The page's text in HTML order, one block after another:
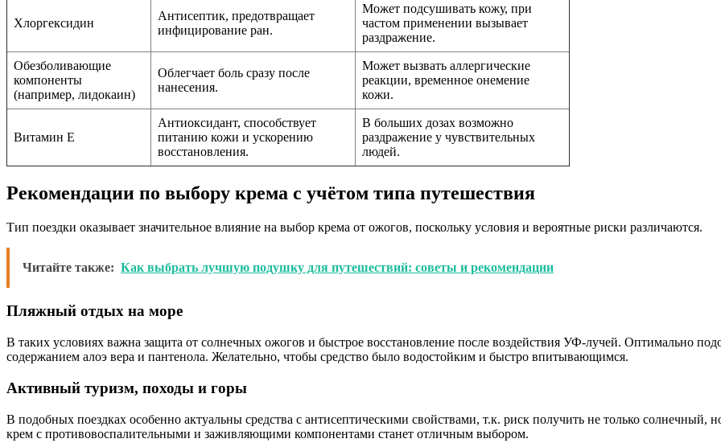
Хлоргексидин
Антисептик, предотвращает
инфицирование ран.
Может подсушивать кожу, при
частом применении вызывает
раздражение.
Обезболивающие
компоненты
(например, лидокаин)
Облегчает боль сразу после
нанесения.
Может вызвать аллергические
реакции, временное онемение
кожи.
Витамин Е
Антиоксидант, способствует
питанию кожи и ускорению
восстановления.
В больших дозах возможно
раздражение у чувствительных
людей.
Рекомендации по выбору крема с учётом типа путешествия
Тип поездки оказывает значительное влияние на выбор крема от ожогов, поскольку условия и вероятные риски различаются.
Читайте также: Как выбрать лучшую подушку для путешествий: советы и рекомендации
Пляжный отдых на море
В таких условиях важна защита от солнечных ожогов и быстрое восстановление после воздействия УФ-лучей. Оптимально
содержанием алоэ вера и пантенола. Желательно, чтобы средство было водостойким и быстро впитывающимся.
Активный туризм, походы и горы
В подобных поездках особенно актуальны средства с антисептическими свойствами, т.к. риск получить не только
крем с противовоспалительными и заживляющими компонентами станет отличным выбором.